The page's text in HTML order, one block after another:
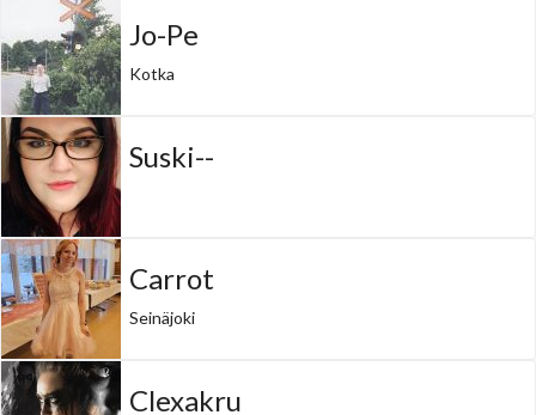
Jo-Pe
Kotka
Suski--
Carrot
Seinäjoki
Clexakru